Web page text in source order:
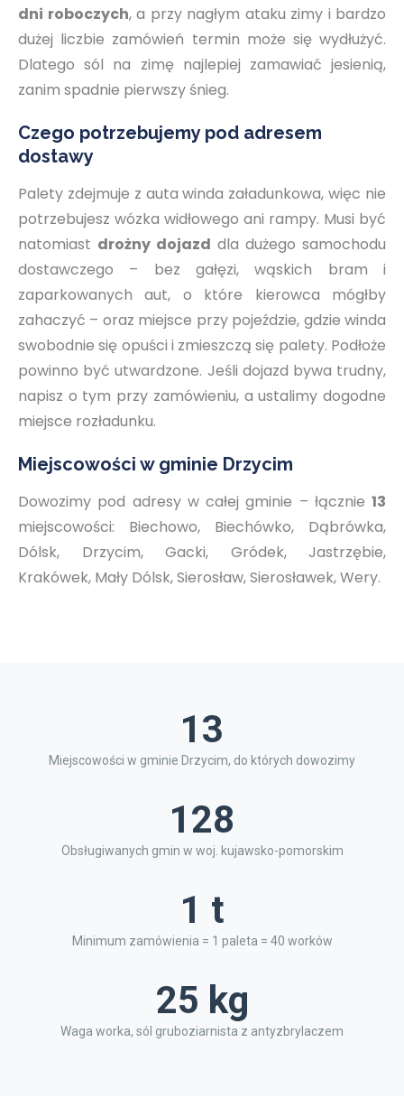
dni roboczych, a przy nagłym ataku zimy i bardzo
dużej liczbie zamówień termin może się wydłużyć.
Dlatego sól na zimę najlepiej zamawiać jesienią,
zanim spadnie pierwszy śnieg.
Czego potrzebujemy pod adresem
dostawy
Palety zdejmuje z auta winda załadunkowa, więc nie
potrzebujesz wózka widłowego ani rampy. Musi być
natomiast drożny dojazd dla dużego samochodu
dostawczego – bez gałęzi, wąskich bram i
zaparkowanych aut, o które kierowca mógłby
zahaczyć – oraz miejsce przy pojeździe, gdzie winda
swobodnie się opuści i zmieszczą się palety. Podłoże
powinno być utwardzone. Jeśli dojazd bywa trudny,
napisz o tym przy zamówieniu, a ustalimy dogodne
miejsce rozładunku.
Miejscowości w gminie Drzycim
Dowozimy pod adresy w całej gminie – łącznie 13
miejscowości: Biechowo, Biechówko, Dąbrówka,
Dólsk, Drzycim, Gacki, Gródek, Jastrzębie,
Krakówek, Mały Dólsk, Sierosław, Sierosławek, Wery.
13
Miejscowości w gminie Drzycim, do których dowozimy
128
Obsługiwanych gmin w woj. kujawsko-pomorskim
1 t
Minimum zamówienia = 1 paleta = 40 worków
25 kg
Waga worka, sól gruboziarnista z antyzbrylaczem